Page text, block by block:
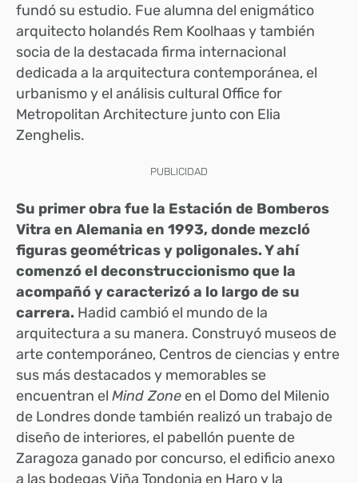
fundó su estudio. Fue alumna del enigmático
arquitecto holandés Rem Koolhaas y también
socia de la destacada firma internacional
dedicada a la arquitectura contemporánea, el
urbanismo y el análisis cultural Office for
Metropolitan Architecture junto con Elia
Zenghelis.
PUBLICIDAD
Su primer obra fue la Estación de Bomberos
Vitra en Alemania en 1993, donde mezcló
figuras geométricas y poligonales. Y ahí
comenzó el deconstruccionismo que la
acompañó y caracterizó a lo largo de su
carrera. Hadid cambió el mundo de la
arquitectura a su manera. Construyó museos de
arte contemporáneo, Centros de ciencias y entre
sus más destacados y memorables se
encuentran el Mind Zone en el Domo del Milenio
de Londres donde también realizó un trabajo de
diseño de interiores, el pabellón puente de
Zaragoza ganado por concurso, el edificio anexo
a las bodegas Viña Tondonia en Haro y la